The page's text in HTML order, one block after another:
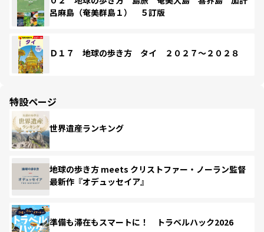
呂麻島（奄美群島１） ５訂版
Ｄ１７ 地球の歩き方 タイ ２０２７～２０２８
特設ページ
世界遺産ランキング
地球の歩き方 meets クリストファー・ノーラン監督
最新作『オデュッセイア』
準備も滞在もスマートに！ トラベルハック2026